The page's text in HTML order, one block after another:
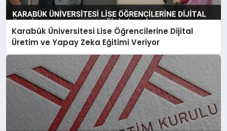
Karabük Üniversitesi Lise Öğrencilerine Dijital
Üretim ve Yapay Zeka Eğitimi Veriyor